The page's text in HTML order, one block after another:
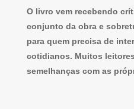
O livro vem recebendo
conjunto da obra e
para quem precisa de
cotidianos. Muitos
semelhanças com as